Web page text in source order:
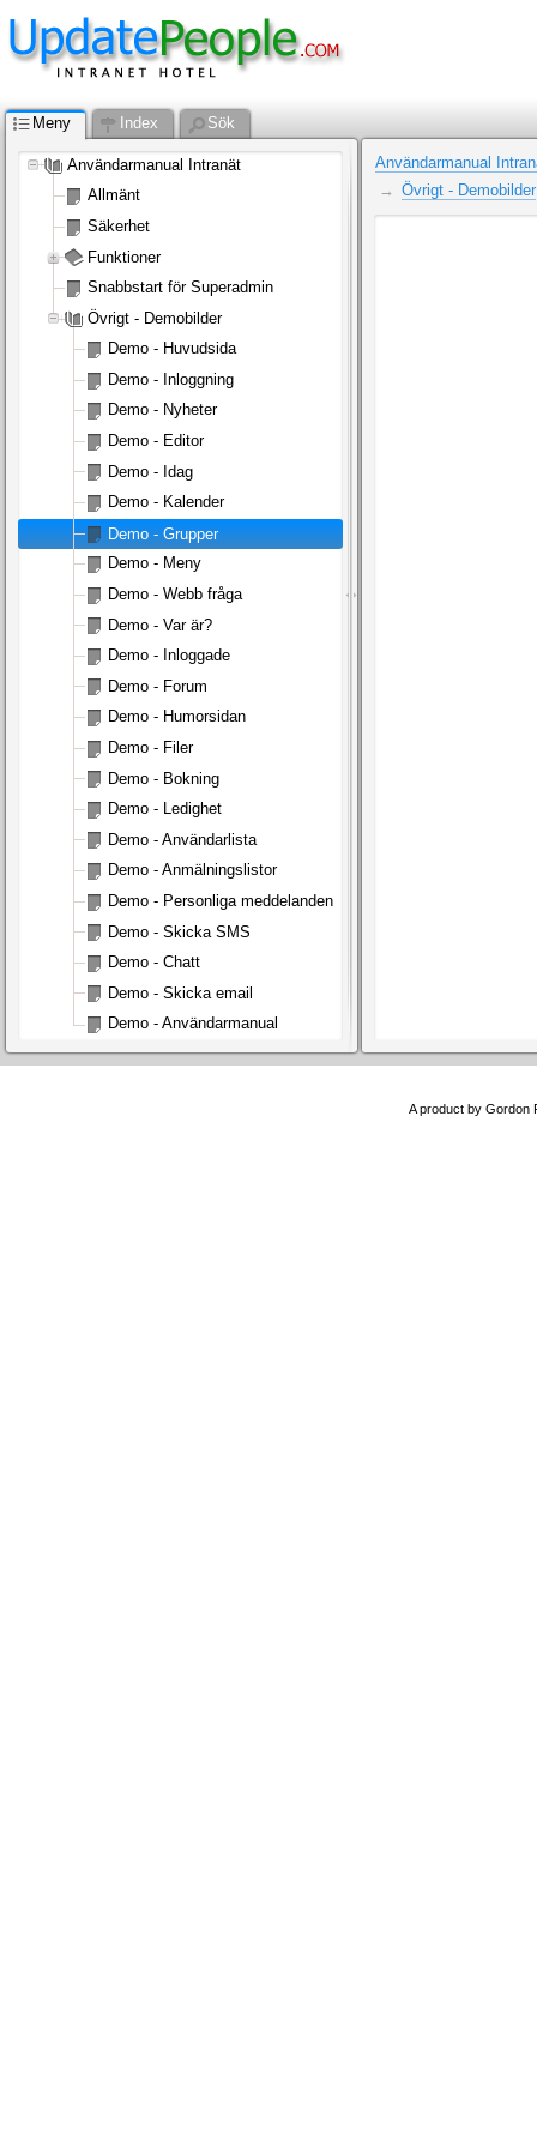
Meny Index Sök
Användarmanual Intranät
Allmänt
Säkerhet
Funktioner
Snabbstart för Superadmin
Övrigt - Demobilder
Demo - Huvudsida
Demo - Inloggning
Demo - Nyheter
Demo - Editor
Demo - Idag
Demo - Kalender
Demo - Grupper
Demo - Meny
Demo - Webb fråga
Demo - Var är?
Demo - Inloggade
Demo - Forum
Demo - Humorsidan
Demo - Filer
Demo - Bokning
Demo - Ledighet
Demo - Användarlista
Demo - Anmälningslistor
Demo - Personliga meddelanden
Demo - Skicka SMS
Demo - Chatt
Demo - Skicka email
Demo - Användarmanual
Användarmanual
Övrigt - Demobilder
A product by Gordon